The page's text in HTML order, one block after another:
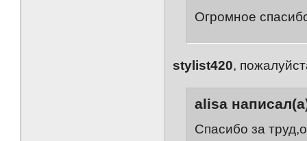
Огромное
stylist420,
alisa
Спасибо за